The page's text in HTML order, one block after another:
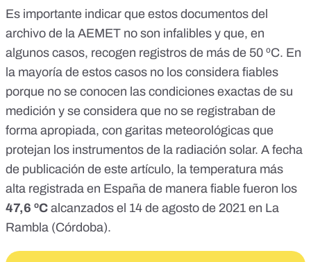
Es importante indicar que estos documentos del
archivo de la AEMET no son infalibles y que, en
algunos casos, recogen registros de más de 50 ºC. En
la mayoría de estos casos no los considera fiables
porque no se conocen las condiciones exactas de su
medición y se considera que no se registraban de
forma apropiada, con garitas meteorológicas que
protejan los instrumentos de la radiación solar. A fecha
de publicación de este artículo, la temperatura más
alta registrada en España de manera fiable fueron los
47,6 ºC alcanzados el 14 de agosto de 2021 en La
Rambla (Córdoba).